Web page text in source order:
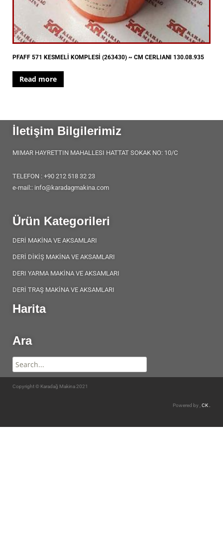
PFAFF 571 KESMELİ KOMPLESİ (263430) ~ CM CERLIANI 130.08.935
Read more
İletişim Bilgilerimiz
MIMAR HAYRETTIN MAHALLESI HATTAT SOKAK NO: 10/C
TELEFON : +90 212 518 32 23
e-mail:: info@karadagmakina.com
Ürün Kategorileri
DERİ MAKİNA VE AKSAMLARI
DERİ DİKİŞ MAKİNA VE AKSAMLARI
DERI YARMA MAKİNA VE AKSAMLARI
DERİ TRAŞ MAKİNA VE AKSAMLARI
Harita
Ara
Copyright © Karadağ Makina 2021
Powered by , CK .